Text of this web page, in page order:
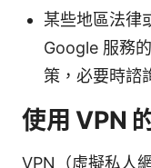
某些地區法律
Google 服務
策，必要時諮
使用 VPN
VPN（虛擬私人